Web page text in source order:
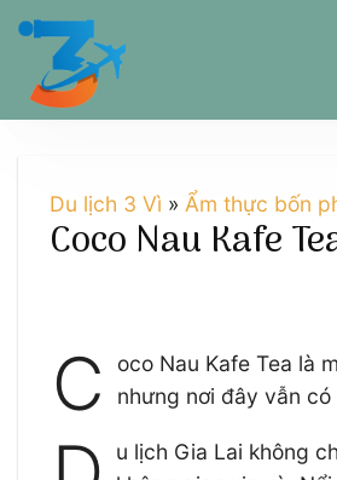
Chuyển
dung
Du lịch 3 Vì » Ẩm thực bốn
Coco Nau Kafe
C
oco Nau Kafe Tea là
nhưng nơi đây vẫn
u lịch Gia Lai không